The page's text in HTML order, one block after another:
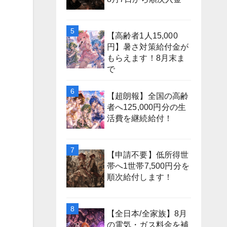
【高齢者1人15,000
円】暑さ対策給付金が
もらえます！8月末ま
で
【超朗報】全国の高齢
者へ125,000円分の生
活費を継続給付！
【申請不要】低所得世
帯へ1世帯7,500円分を
順次給付します！
【全日本/全家族】8月
の電気・ガス料金を補